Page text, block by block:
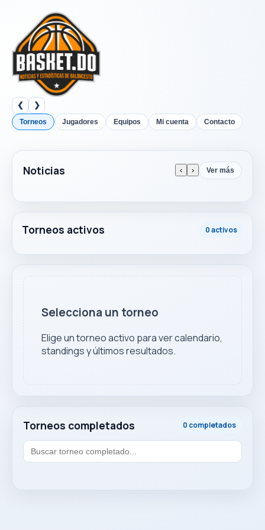
❮ ❯
Torneos Jugadores Equipos Mi cuenta Contacto
Noticias ‹ › Ver más
Torneos activos 0 activos
Torneos completados 0 completados
Selecciona un torneo
Elige un torneo activo para ver calendario,
standings y últimos resultados.